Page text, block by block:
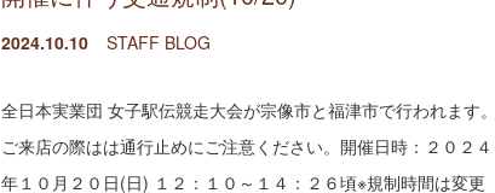
2024.10.10 STAFF BLOG
全日本実業団 女子駅伝競走大会が宗像市と福津市で行われます。
ご来店の際はは通行止めにご注意ください。開催日時：２０２４
年１０月２０日(日) １２：１０～１４：２６頃※規制時間は変更